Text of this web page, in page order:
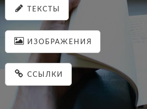
ТЕКСТЫ
ИЗОБРАЖЕНИЯ
ССЫЛКИ